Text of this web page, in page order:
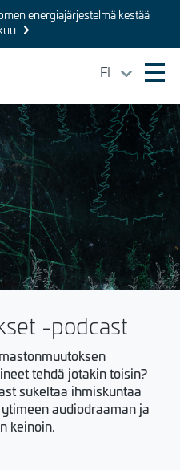
energiajärjestelmä kestää
FI
-podcast
tehdä jotakin toisin?
sukeltaa ihmiskuntaa
audiodraaman ja
keinoin.